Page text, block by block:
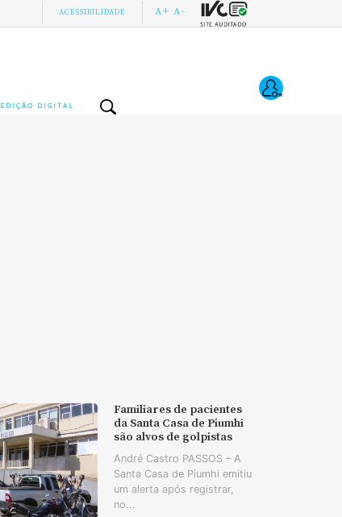
ACESSIBILIDADE A+ A-
EDIÇÃO DIGITAL
Familiares de pacientes
da Santa Casa de Piumhi
são alvos de golpistas
André Castro PASSOS – A
Santa Casa de Piumhi emitiu
um alerta após registrar,
no...